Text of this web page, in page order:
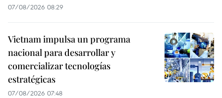
07/08/2026 08:29
Vietnam impulsa un programa
nacional para desarrollar y
comercializar tecnologías
estratégicas
07/08/2026 07:48